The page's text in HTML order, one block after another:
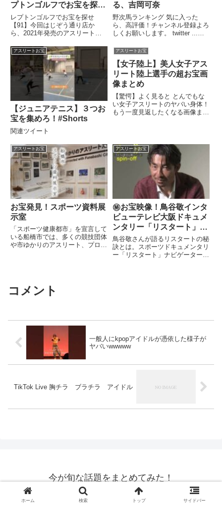
プトンゴルフでお宝を探せ
【91】
レプトンゴルフでお宝を探せ
【91】今回はじぞう通り店か
ら、2021年発売のアスリート向
を紹介 ...関連ツイート
る、吉岡可奈
野次馬ランキング 気に入った
ら、高評価！チャンネル登録よろ
しくお願いします。 twitter ...関
アスリートお宝
【ジュニアテニス】３つお
宝を集めろ！#Shorts
関連ツイート
アスリートお宝
【女子陸上】美人女子アス
リート陸上選手の超お宝画
像まとめ
【驚愕】よく見ると とんでもな
い女子アスリートのヤバい身体！
もう一度見返したくなる画像まと
アスリートお宝
お宝発見！スポーツ資料展
示室
「スポーツ健康都市」を宣言して
いる船橋市では、多くの競技団体
や市ゆかりのアスリート、プロス
アスリートお宝
㊙お宝映像！鳥谷敬インタ
ビューテレビ大阪ドキュメ
ンタリー「リスタート」
SPIN-OFF
鳥谷敬さんが語るリスタートの秘
訣とは。スポーツドキュメンタリ
ー「リスタート」ナビゲーターを
コメント
一般人にkpopアイドルが憑依した様子が
ヤバいwwwww
TikTok Live 胸チラ ブラチラ アイドル
今が旬な話題をまとめてみた！
© 2021 今が旬な話題をまとめてみた！.
ホーム 検索 トップ サイドバー